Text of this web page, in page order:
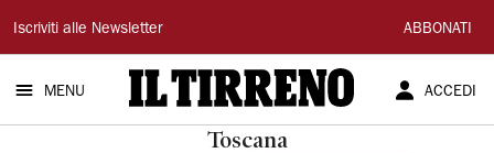
Il
Tirreno
Iscriviti alle Newsletter ABBONATI
MENU ACCEDI
Toscana